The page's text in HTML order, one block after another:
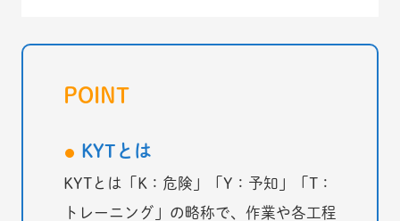
POINT
KYTとは
KYTとは「K：危険」「Y：予知」「T：
トレーニング」の略称で、作業や各工程